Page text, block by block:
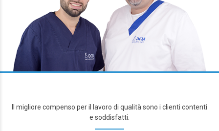
Il migliore compenso per il lavoro di qualità sono i clienti contenti
e soddisfatti.